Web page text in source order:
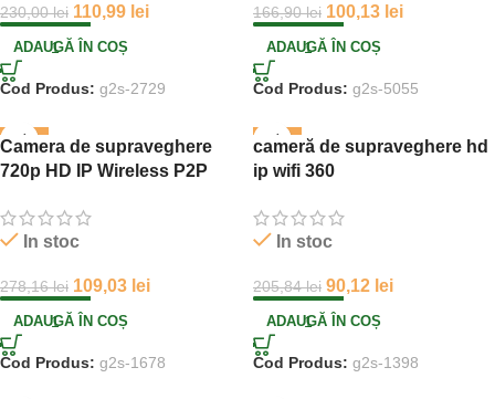
230,00lei 110,99 lei
ADAUGĂ ÎN COȘ
Cod Produs: g2s-2729
166,90lei 100,13 lei
ADAUGĂ ÎN COȘ
Cod Produs: g2s-5055
-61%
Camera de supraveghere
720p HD IP Wireless P2P
In stoc
278,16lei 109,03 lei
ADAUGĂ ÎN COȘ
Cod Produs: g2s-1678
-56%
cameră de supraveghere hd
ip wifi 360
In stoc
205,84lei 90,12 lei
ADAUGĂ ÎN COȘ
Cod Produs: g2s-1398